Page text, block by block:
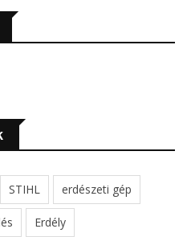
STIHL erdészeti gép
Erdély